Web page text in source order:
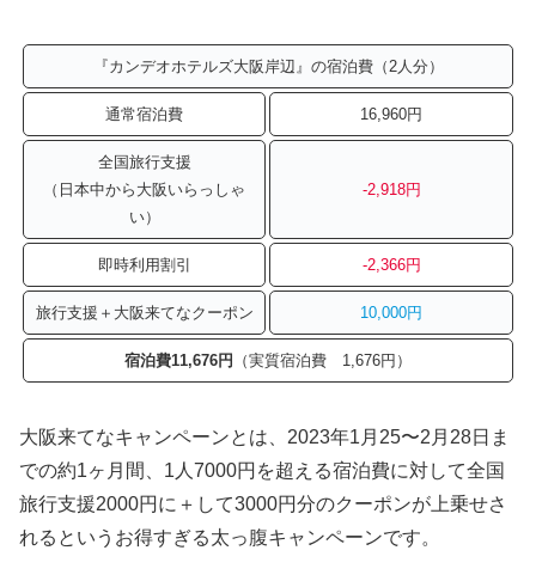
『カンデオホテルズ大阪岸辺』の宿泊費（2人分）
通常宿泊費 16,960円
全国旅行支援
（日本中から大阪いらっしゃ
い）
-2,918円
即時利用割引 -2,366円
旅行支援＋大阪来てなクーポン 10 000円
宿泊費11,676円 （実質宿泊費 1,676円）
大阪来てなキャンペーンとは、2023年1月25〜2月28日ま
での約1ヶ月間、1人7000円を超える宿泊費に対して全国
旅行支援2000円に＋して3000円分のクーポンが上乗せさ
れるというお得すぎる太っ腹キャンペーンです。